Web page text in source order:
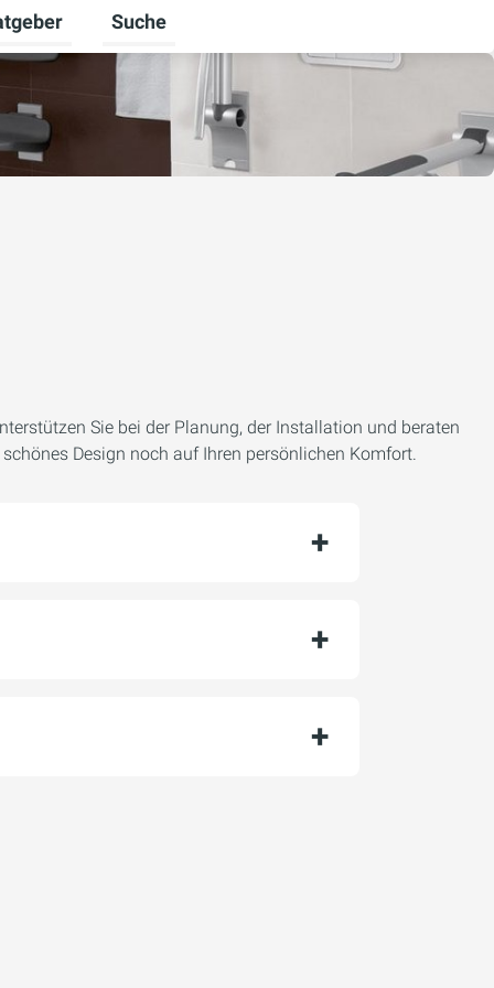
für Unternehmen umschalten
Untermenü für Ratgeber umschalten
Suche
Sie bei der Planung, der Installation und beraten
Design noch auf Ihren persönlichen Komfort.